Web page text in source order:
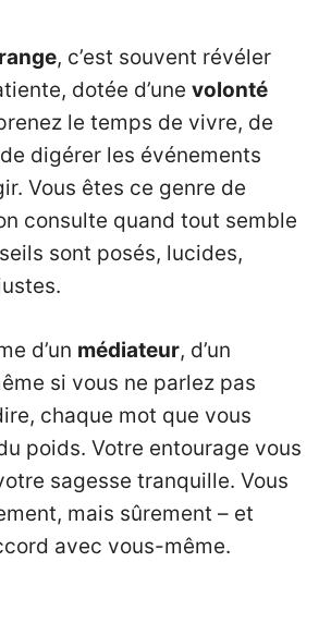
, c’est souvent révéler
dotée d’une volonté
le temps de vivre, de
digérer les événements
Vous êtes ce genre de
consulte quand tout semble
sont posés, lucides,
d’un médiateur, d’un
si vous ne parlez pas
chaque mot que vous
poids. Votre entourage vous
sagesse tranquille. Vous
mais sûrement – et
avec vous-même.